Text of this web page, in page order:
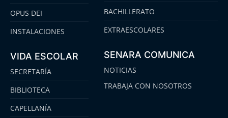
OPUS DEI
INSTALACIONES
VIDA ESCOLAR
SECRETARÍA
BIBLIOTECA
CAPELLANÍA
BACHILLERATO
EXTRAESCOLARES
SENARA COMUNICA
NOTICIAS
TRABAJA CON NOSOTROS